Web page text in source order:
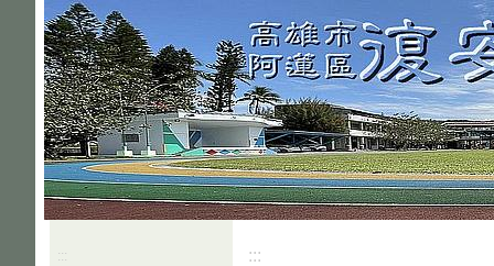
::: :::